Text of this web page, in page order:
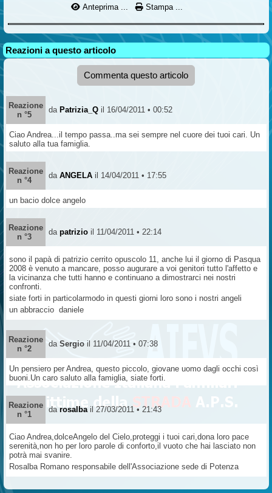
Anteprima ... Stampa ...
Reazioni a questo articolo
Commenta questo articolo
Reazione
n °5
da Patrizia_Q il 16/04/2011 • 00:52
Ciao Andrea...il tempo passa..ma sei sempre nel cuore dei tuoi cari. Un
saluto alla tua famiglia.
Reazione
n °4
da ANGELA il 14/04/2011 • 17:55
un bacio dolce angelo
Reazione
n °3
da patrizio il 11/04/2011 • 22:14
sono il papà di patrizio cerrito opuscolo 11, anche lui il giorno di Pasqua
2008 è venuto a mancare, posso augurare a voi genitori tutto l'affetto e
la vicinanza che tutti hanno e continuano a dimostrarci nei nostri
confronti.
siate forti in particolarmodo in questi giorni loro sono i nostri angeli
un abbraccio daniele
Reazione
n °2
da Sergioil 11/04/2011 • 07:38
Un pensiero per Andrea, questo piccolo, giovane uomo dagli occhi così
buoni.Un caro saluto alla famiglia, siate forti.
Reazione
n °1
darosalba il 27/03/2011 • 21:43
Ciao Andrea,dolceAngelo del Cielo,proteggi i tuoi cari,dona loro pace
serenità,non ho per loro parole di conforto,il vuoto che hai lasciato non
potrà mai svanire.
Rosalba Romano responsabile dell'Associazione sede di Potenza